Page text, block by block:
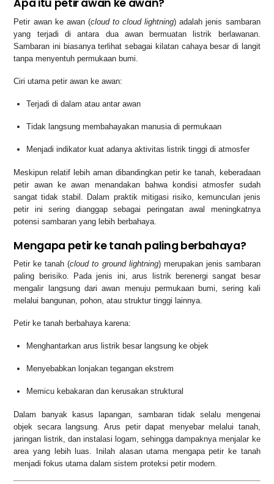
Apa itu petir awan ke awan?
Petir awan ke awan (cloud to cloud lightning) adalah jenis sambaran
yang terjadi di antara dua awan bermuatan listrik berlawanan.
Sambaran ini biasanya terlihat sebagai kilatan cahaya besar di langit
tanpa menyentuh permukaan bumi.
Ciri utama petir awan ke awan:
Terjadi di dalam atau antar awan
Tidak langsung membahayakan manusia di permukaan
Menjadi indikator kuat adanya aktivitas listrik tinggi di atmosfer
Meskipun relatif lebih aman dibandingkan petir ke tanah, keberadaan
petir awan ke awan menandakan bahwa kondisi atmosfer sudah
sangat tidak stabil. Dalam praktik mitigasi risiko, kemunculan jenis
petir ini sering dianggap sebagai peringatan awal meningkatnya
potensi sambaran yang lebih berbahaya.
Mengapa petir ke tanah paling berbahaya?
Petir ke tanah (cloud to ground lightning) merupakan jenis sambaran
paling berisiko. Pada jenis ini, arus listrik berenergi sangat besar
mengalir langsung dari awan menuju permukaan bumi, sering kali
melalui bangunan, pohon, atau struktur tinggi lainnya.
Petir ke tanah berbahaya karena:
Menghantarkan arus listrik besar langsung ke objek
Menyebabkan lonjakan tegangan ekstrem
Memicu kebakaran dan kerusakan struktural
Dalam banyak kasus lapangan, sambaran tidak selalu mengenai
objek secara langsung. Arus petir dapat menyebar melalui tanah,
jaringan listrik, dan instalasi logam, sehingga dampaknya menjalar ke
area yang lebih luas. Inilah alasan utama mengapa petir ke tanah
menjadi fokus utama dalam sistem proteksi petir modern.